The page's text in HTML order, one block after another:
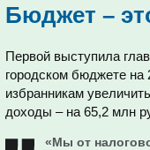
Бюджет –
Первой выступила
городском бюджете на
избранникам
доходы – на 65,2 млн
«Мы от